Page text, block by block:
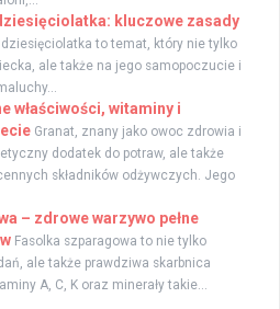
kluczowe zasady
dziesięciolatka to temat, który nie tylko
ale także na jego samopoczucie i
właściwości, witaminy i
Granat, znany jako owoc zdrowia i
dodatek do potraw, ale także
składników odżywczych. Jego
– zdrowe warzywo pełne
Fasolka szparagowa to nie tylko
ale także prawdziwa skarbnica
A, C, K oraz minerały takie...